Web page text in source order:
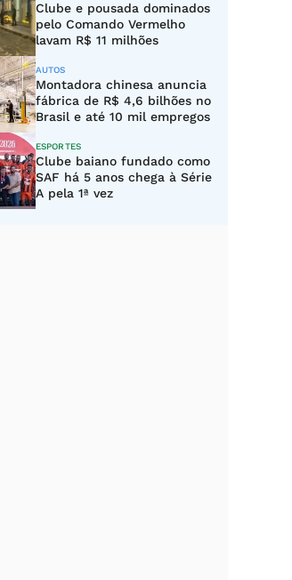
Clube e pousada dominados
pelo Comando Vermelho
lavam R$ 11 milhões
AUTOS
Montadora chinesa anuncia
fábrica de R$ 4,6 bilhões no
Brasil e até 10 mil empregos
ESPORTES
Clube baiano fundado como
SAF há 5 anos chega à Série
A pela 1ª vez